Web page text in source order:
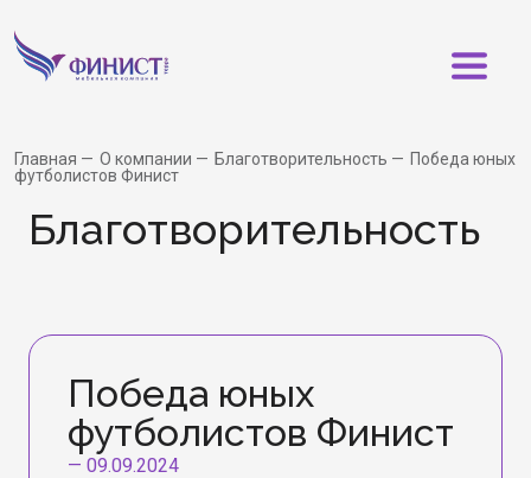
Главная О компании Благотворительность
Победа юных
футболистов Финист
Бла­го­тво­ри­тель­ность
Победа юных
футболистов Финист
— 09.09.2024